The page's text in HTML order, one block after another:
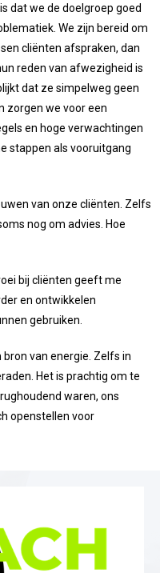
dat we de doelgroep goed
We zijn bereid om
cliënten afspraken, dan
reden van afwezigheid is
dat ze simpelweg geen
zorgen we voor een
en hoge verwachtingen
stappen als vooruitgang
van onze cliënten. Zelfs
nog om advies. Hoe
bij cliënten geeft me
en ontwikkelen
gebruiken.
van energie. Zelfs in
Het is prachtig om te
waren, ons
openstellen voor